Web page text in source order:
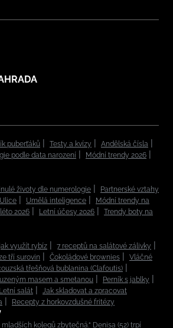
puberťáků Testy a kvízy
Andělská čísla
podle data narození
Módní trendy 2026
životy dle numerologie
Partnerské vztahy
Umělá inteligence
Módní trendy na
2026 Letní účesy 2026
Trendy boty na
využít rybíz
7 receptů na salátové zálivky
tří surovin
Čokoládové brownies
Vláčné
třešňová bublanina (Clafoutis)
masem a smetanou
Perník s jablky
Letní salát
Jak skladovat a zpracovat
Recepty z horkovzdušné fritézy
mladších kolegů zbytečná.“ Denisa (52) trpí